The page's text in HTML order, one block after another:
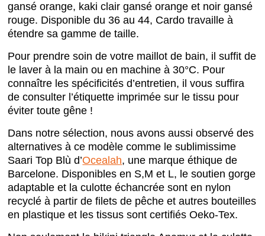
gansé orange, kaki clair gansé orange et noir gansé
rouge. Disponible du 36 au 44, Cardo travaille à
étendre sa gamme de taille.
Pour prendre soin de votre maillot de bain, il suffit de
le laver à la main ou en machine à 30°C. Pour
connaître les spécificités d’entretien, il vous suffira
de consulter l’étiquette imprimée sur le tissu pour
éviter toute gêne !
Dans notre sélection, nous avons aussi observé des
alternatives à ce modèle comme le sublimissime
Saari Top Blù d’Ocealah, une marque éthique de
Barcelone. Disponibles en S,M et L, le soutien gorge
adaptable et la culotte échancrée sont en nylon
recyclé à partir de filets de pêche et autres bouteilles
en plastique et les tissus sont certifiés Oeko-Tex.